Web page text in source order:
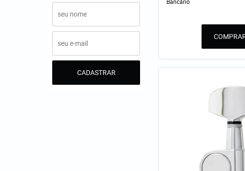
CADASTRAR